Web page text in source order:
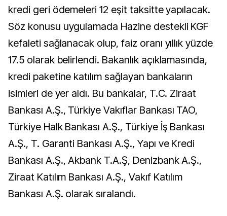
kredi geri ödemeleri 12 eşit taksitte yapılacak.
Söz konusu uygulamada Hazine destekli KGF
kefaleti sağlanacak olup, faiz oranı yıllık yüzde
17.5 olarak belirlendi. Bakanlık açıklamasında,
kredi paketine katılım sağlayan bankaların
isimleri de yer aldı. Bu bankalar, T.C. Ziraat
Bankası A.Ş., Türkiye Vakıflar Bankası TAO,
Türkiye Halk Bankası A.Ş., Türkiye İş Bankası
A.Ş., T. Garanti Bankası A.Ş., Yapı ve Kredi
Bankası A.Ş., Akbank T.A.Ş, Denizbank A.Ş.,
Ziraat Katılım Bankası A.Ş., Vakıf Katılım
Bankası A.Ş. olarak sıralandı.